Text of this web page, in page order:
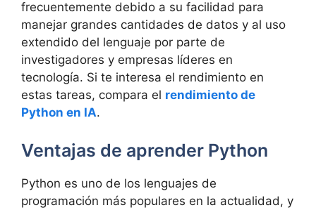
frecuentemente debido a su facilidad para
manejar grandes cantidades de datos y al uso
extendido del lenguaje por parte de
investigadores y empresas líderes en
tecnología. Si te interesa el rendimiento en
estas tareas, compara el rendimiento de
Python en IA.
Ventajas de aprender Python
Python es uno de los lenguajes de
programación más populares en la actualidad, y